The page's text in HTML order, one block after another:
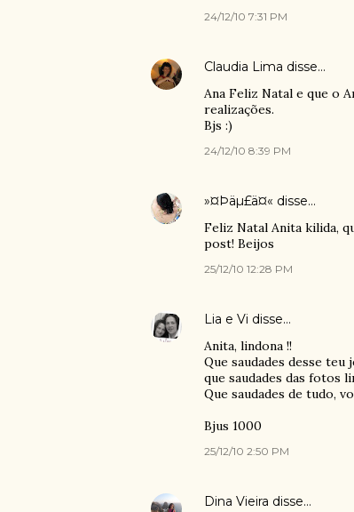
24/12/10 7:31 PM
Claudia Lima disse…
Ana Feliz Natal e que o
realizações.
Bjs :)
24/12/10 8:39 PM
»¤Þäµ£ä¤« disse…
Feliz Natal Anita kilida,
post! Beijos
25/12/10 12:28 PM
Lia e Vi disse…
Anita, lindona !!
Que saudades desse teu
que saudades das fotos
Que saudades de tudo,
Bjus 1000
25/12/10 2:50 PM
Dina Vieira disse…